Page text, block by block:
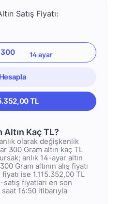
Satış Fiyatı:
Hesapla
TL
Altın Kaç TL?
olarak değişkenlik
300 Gram altın kaç TL
anlık 14-ayar altın
Gram altının alış fiyatı
fiyatı ise 1.115.352,00 TL
fiyatları en son
16:50 itibarıyla